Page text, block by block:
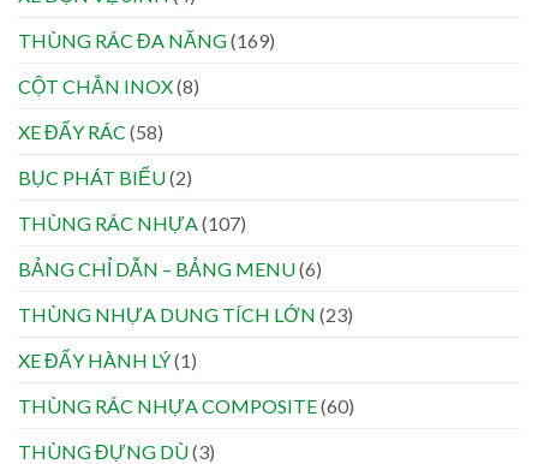
THÙNG RÁC ĐA NĂNG(169)
CỘT CHẮN INOX(8)
XE ĐẨY RÁC (58)
BỤC PHÁT BIỂU(2)
THÙNG RÁC NHỰA (107)
BẢNG CHỈ DẪN – BẢNG MENU(6)
THÙNG NHỰA DUNG TÍCH LỚN (23)
XE ĐẨY HÀNH LÝ(1)
THÙNG RÁC NHỰA COMPOSITE(60)
THÙNG ĐỰNG DÙ(3)